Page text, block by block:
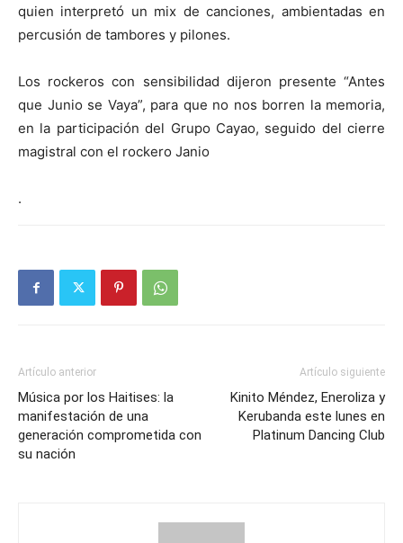
quien interpretó un mix de canciones, ambientadas en
percusión de tambores y pilones.
Los rockeros con sensibilidad dijeron presente “Antes
que Junio se Vaya”, para que no nos borren la memoria,
en la participación del Grupo Cayao, seguido del cierre
magistral con el rockero Janio
.
Artículo anterior
Música por los Haitises: la
manifestación de una
generación comprometida con
su nación
Artículo siguiente
Kinito Méndez, Eneroliza y
Kerubanda este lunes en
Platinum Dancing Club